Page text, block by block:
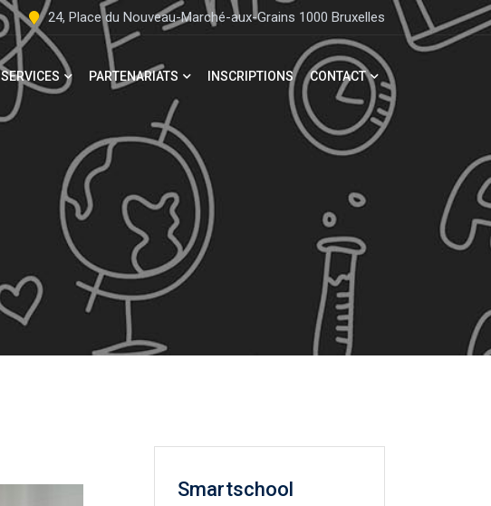
24, Place du Nouveau-Marché-aux-Grains 1000 Bruxelles
SERVICES PARTENARIATS INSCRIPTIONS CONTACT
Smartschool